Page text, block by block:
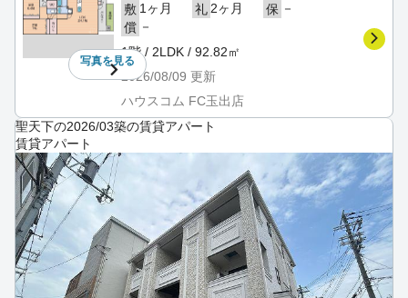
写真を見る
敷 1ヶ月 礼 2ヶ月 保 －
償 －
1階 / 2LDK / 92.82㎡
2026/08/09 更新
ハウスコム FC玉出店
聖天下の2026/03築の賃貸アパート
賃貸アパート